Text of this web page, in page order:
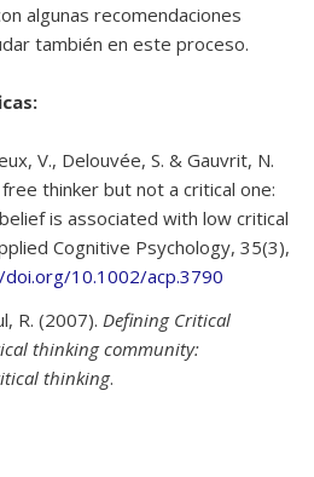
algunas recomendaciones
también en este proceso.
V., Delouvée, S. & Gauvrit, N.
thinker but not a critical one:
is associated with low critical
Cognitive Psychology, 35(3),
10.1002/acp.3790
R. (2007). Defining Critical
thinking community:
thinking.